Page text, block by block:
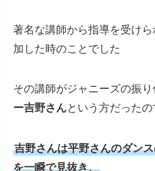
著名な講師から指導を受け
加した時のことでした
その講師がジャニーズの振
ー吉野さんという方だったの
吉野さんは平野さんのダン
を一瞬で見抜き、